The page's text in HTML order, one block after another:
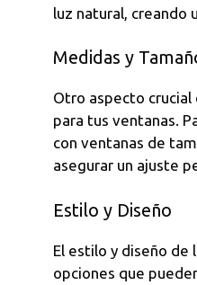
luz natural, creando
Medidas y
Otro aspecto crucial
para tus ventanas.
con ventanas de
asegurar un ajuste
Estilo y Diseño
El estilo y diseño de
opciones que